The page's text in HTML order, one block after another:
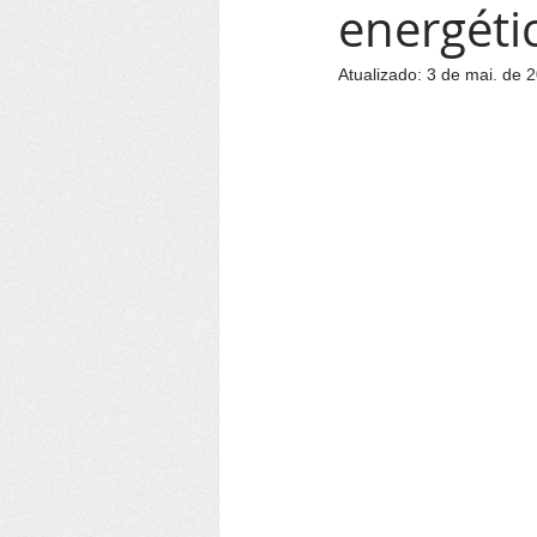
Atualizado: 3 de mai. de